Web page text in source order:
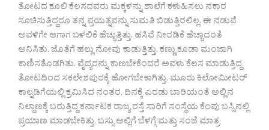
ತೋಟದ ಕೂಲಿ ಕೆಲಸದವರು ಮಕ್ಕಳನ್ನು ಶಾಲೆಗೆ ಕಳುಹಿಸಲು ನಕಾರ
ಸೂಚಿಸುತ್ತಿದ್ದರೂ ತನ್ನ ಪ್ರಯತ್ನವನ್ನು ಸುಮತಿ ಬಿಡುತ್ತಿರಲಿಲ್ಲ. ಈ ನಡುವೆ
ಅವಳಿಗೇ ಆಗಾಗ ಬಳಲಿಕೆ ಹೆಚ್ಚುತ್ತಿತ್ತು. ಹಸಿವೆ ನೀರಡಿಕೆ ಹೆಚ್ಚಾದಂತೆ
ಅನಿಸಿತು. ಜೊತೆಗೆ ಹಲ್ಲು ನೋವು ಕಾಡುತ್ತಿತ್ತು. ಕಣ್ಣು ಕೂಡಾ ಮಂಜಾಗಿ
ಕಾಣಿಸತೊಡಗಿತು. ವೈದ್ಯರನ್ನು ಕಾಣಬೇಕೆಂದರೆ ಅವಳು ಕೆಲಸ ಮಾಡುತ್ತಿದ್ದ
ತೋಟದಿಂದ ಸಕಲೇಶಪುರಕ್ಕೆ ಹೋಗಬೇಕಾಗಿತ್ತು. ಮೂರು ಕಿಲೋಮೀಟರ್
ಕಾಲ್ನಡಿಗೆಯಲ್ಲಿ ಕ್ರಮಿಸಿದ ನಂತರ, ದಿನಕ್ಕೆ ಎರಡು ಬಾರಿಯಂತೆ ಅಲ್ಲಿನ
ನಿಲ್ದಾಣಕ್ಕೆ ಬರುತ್ತಿದ್ದ ಕರ್ನಾಟಕ ರಾಜ್ಯ ರಸ್ತೆ ಸಾರಿಗೆ ಸಂಸ್ಥೆಯ ಕೆಂಪು ಬಸ್ಸಿನಲ್ಲಿ
ಪ್ರಯಾಣ ಮಾಡಬೇಕಿತ್ತು. ಬಸ್ಸು ಅಲ್ಲಿಗೆ ಬೆಳಗ್ಗೆ ಮತ್ತು ಸಂಜೆ ಮಾತ್ರ